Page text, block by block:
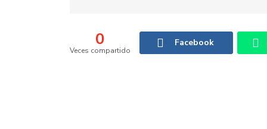
0
Veces compartido
Facebook